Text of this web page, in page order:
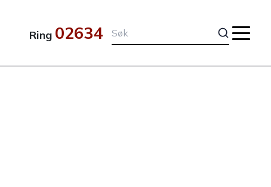
Ring 02634